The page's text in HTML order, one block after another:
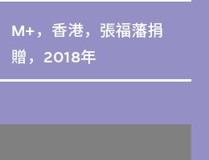
M+，香港，張福藩捐
贈，2018年